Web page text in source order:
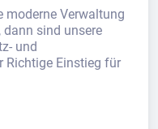
moderne Verwaltung
sind unsere
und
Richtige Einstieg für